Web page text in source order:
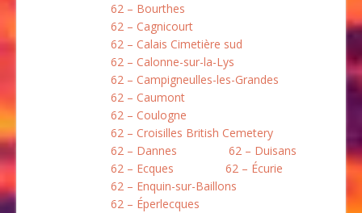
62 – Bourthes
62 – Cagnicourt
62 – Calais Cimetière sud
62 – Calonne-sur-la-Lys
62 – Campigneulles-les-Grandes
62 – Caumont
62 – Coulogne
62 – Croisilles British Cemetery
62 – Dannes
62 – Duisans
62 – Ecques
62 – Écurie
62 – Enquin-sur-Baillons
62 – Éperlecques